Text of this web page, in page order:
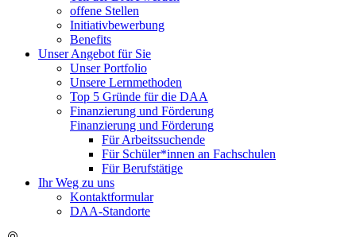
offene Stellen
Initiativbewerbung
Benefits
Unser Angebot für Sie
Unser Portfolio
Unsere Lernmethoden
Top 5 Gründe für die DAA
Finanzierung und Förderung
Finanzierung und Förderung
Für Arbeitssuchende
Für Schüler*innen an Fachschulen
Für Berufstätige
Ihr Weg zu uns
Kontaktformular
DAA-Standorte